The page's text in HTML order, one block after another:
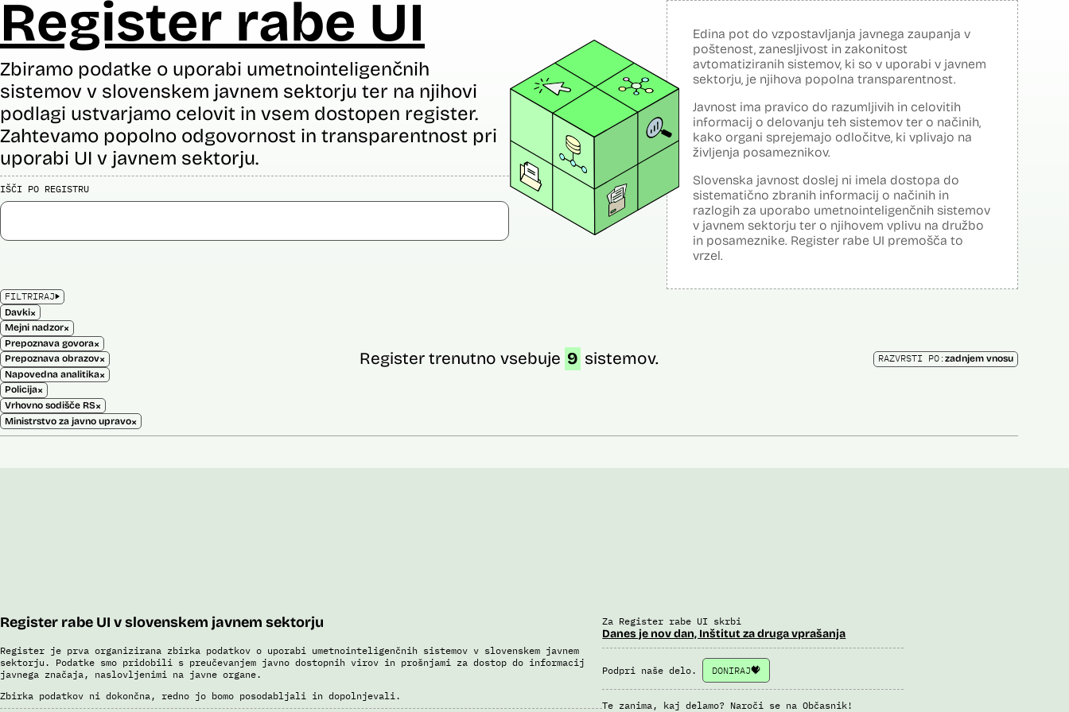
Register rabe UI
Zbiramo podatke o uporabi umetnointeligenčnih
sistemov v slovenskem javnem sektorju ter na njihovi
podlagi ustvarjamo celovit in vsem dostopen register.
Zahtevamo popolno odgovornost in transparentnost pri
uporabi UI v javnem sektorju.
IŠČI PO REGISTRU
Edina pot do vzpostavljanja javnega zaupanja v
poštenost, zanesljivost in zakonitost
avtomatiziranih sistemov, ki so v uporabi v javnem
sektorju, je njihova popolna transparentnost.
Javnost ima pravico do razumljivih in celovitih
informacij o delovanju teh sistemov ter o načinih,
kako organi sprejemajo odločitve, ki vplivajo na
življenja posameznikov.
Slovenska javnost doslej ni imela dostopa do
sistematično zbranih informacij o načinih in
razlogih za uporabo umetnointeligenčnih sistemov
v javnem sektorju ter o njihovem vplivu na družbo
in posameznike. Register rabe UI premošča to
vrzel.
FILTRIRAJ
Davki×
Mejni nadzor×
Prepoznava govora×
Prepoznava obrazov×
Napovedna analitika×
Policija×
Vrhovno sodišče RS×
Ministrstvo za javno upravo×
Register trenutno vsebuje 9 sistemov. RAZVRSTI PO:zadnjem vnosu
Register rabe UI v slovenskem javnem sektorju
Register je prva organizirana zbirka podatkov o uporabi umetnointeligenčnih sistemov v slovenskem javnem
sektorju. Podatke smo pridobili s preučevanjem javno dostopnih virov in prošnjami za dostop do informacij
javnega značaja, naslovljenimi na javne organe.
Zbirka podatkov ni dokončna, redno jo bomo posodabljali in dopolnjevali.
Za Register rabe UI skrbi
Danes je nov dan, Inštitut za druga vprašanja
Podpri naše delo. DONIRAJ
Te zanima, kaj delamo? Naroči se na Občasnik!